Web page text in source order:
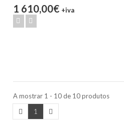
1 610,00€ +iva
A mostrar 1 - 10 de 10 produtos
1